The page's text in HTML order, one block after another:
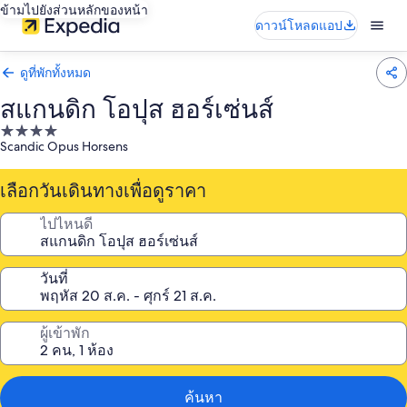
ข้ามไปยังส่วนหลักของหน้า
ดาวน์โหลดแอป
ดูที่พักทั้งหมด
สแกนดิก โอปุส ฮอร์เซ่นส์
ที่พัก
4.0
Scandic Opus Horsens
เลือกวันเดินทางเพื่อดูราคา
ไปไหนดี
วันที่
ผู้เข้าพัก
ค้นหา